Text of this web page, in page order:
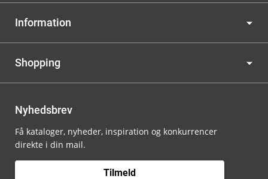
Information
Shopping
Nyhedsbrev
Få kataloger, nyheder, inspiration og konkurrencer
direkte i din mail.
Tilmeld